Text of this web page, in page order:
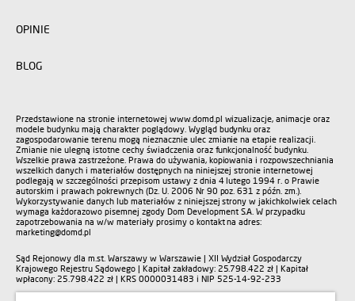
OPINIE
BLOG
Przedstawione na stronie internetowej www.domd.pl wizualizacje, animacje oraz
modele budynku mają charakter poglądowy. Wygląd budynku oraz
zagospodarowanie terenu mogą nieznacznie ulec zmianie na etapie realizacji.
Zmianie nie ulegną istotne cechy świadczenia oraz funkcjonalność budynku.
Wszelkie prawa zastrzeżone. Prawa do używania, kopiowania i rozpowszechniania
wszelkich danych i materiałów dostępnych na niniejszej stronie internetowej
podlegają w szczególności przepisom ustawy z dnia 4 lutego 1994 r. o Prawie
autorskim i prawach pokrewnych (Dz. U. 2006 Nr 90 poz. 631 z późn. zm.).
Wykorzystywanie danych lub materiałów z niniejszej strony w jakichkolwiek celach
wymaga każdorazowo pisemnej zgody Dom Development S.A. W przypadku
zapotrzebowania na w/w materiały prosimy o kontakt na adres:
marketing@domd.pl
Sąd Rejonowy dla m.st. Warszawy w Warszawie | XII Wydział Gospodarczy
Krajowego Rejestru Sądowego | Kapitał zakładowy: 25.798.422 zł | Kapitał
wpłacony: 25.798.422 zł | KRS 0000031483 i NIP 525-14-92-233